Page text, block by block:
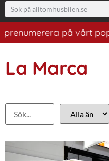
på vårt
La Marca